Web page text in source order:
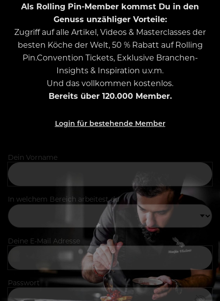
Als Rolling Pin-Member kommst Du in den
Genuss unzähliger Vorteile:
Zugriff auf alle Artikel, Videos & Masterclasses der
besten Köche der Welt, 50 % Rabatt auf Rolling
Pin.Convention Tickets, Exklusive Branchen-
Insights & Inspiration u.v.m.
Und das vollkommen kostenlos.
Bereits über 120.000 Member.
Login für bestehende Member
Dein Vorname
In welchem Bereich arbeitest du
Deine E-Mail Adresse
Passwort